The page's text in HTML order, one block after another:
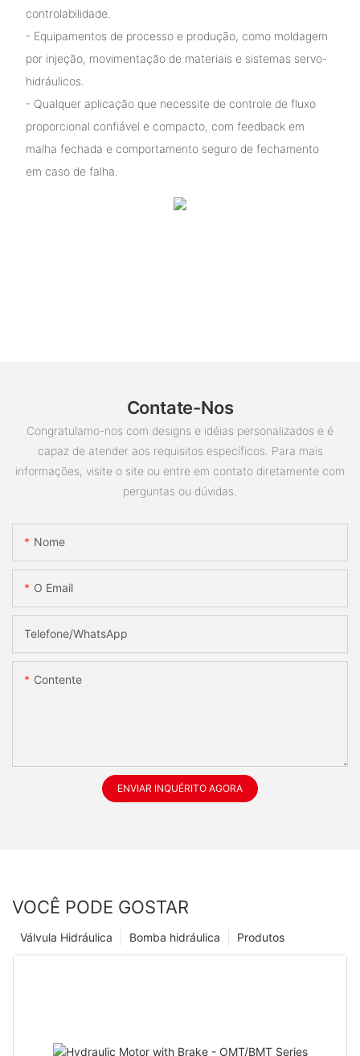
controlabilidade.
- Equipamentos de processo e produção, como moldagem
por injeção, movimentação de materiais e sistemas servo-
hidráulicos.
- Qualquer aplicação que necessite de controle de fluxo
proporcional confiável e compacto, com feedback em
malha fechada e comportamento seguro de fechamento
em caso de falha.
Contate-Nos
Congratulamo-nos com designs e idéias personalizados e é
capaz de atender aos requisitos específicos. Para mais
informações, visite o site ou entre em contato diretamente com
perguntas ou dúvidas.
Nome
O Email
Telefone/whatsApp
Contente
ENVIAR INQUÉRITO AGORA
VOCÊ PODE GOSTAR
Produtos
Bomba hidráulica
Válvula Hidráulica